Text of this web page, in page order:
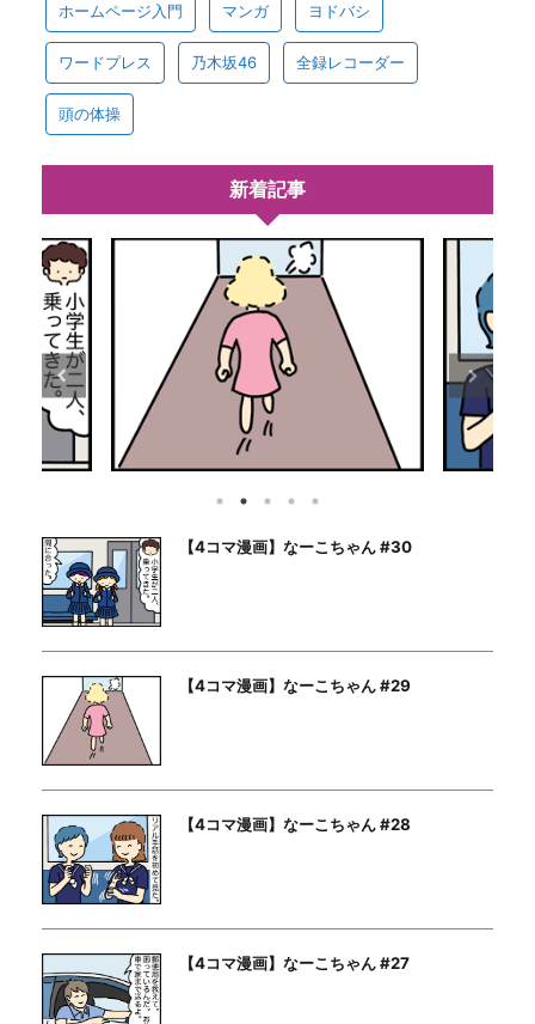
ホームページ入門 マンガ ヨドバシ
ワードプレス 乃木坂46 全録レコーダー
頭の体操
新着記事
【4コマ漫画】なーこちゃん #30
【4コマ漫画】なーこちゃん #29
【4コマ漫画】なーこちゃん #28
【4コマ漫画】なーこちゃん #27